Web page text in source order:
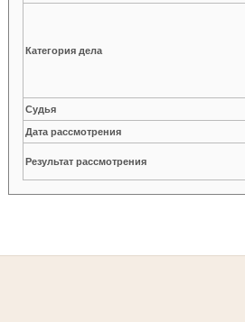
Категория дела
Судья
Дата рассмотрения
Результат рассмотрения